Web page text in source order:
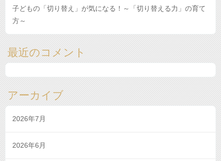
子どもの「切り替え」が気になる！～「切り替える力」の育て
方～
最近のコメント
アーカイブ
2026年7月
2026年6月